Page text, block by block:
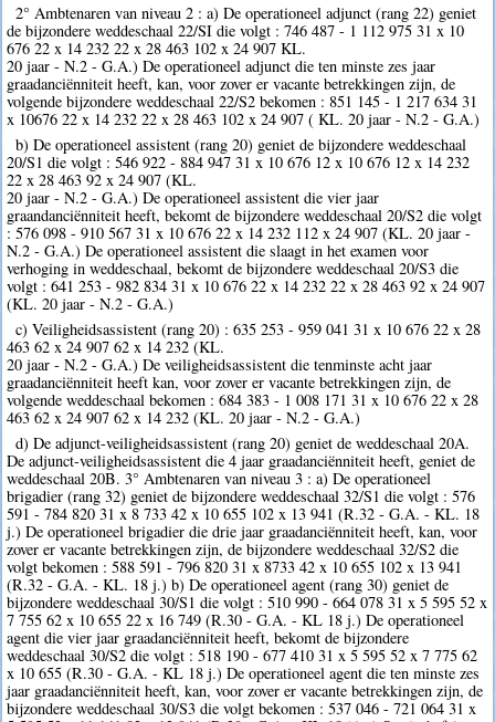
2° Ambtenaren van niveau 2 : a) De operationeel adjunct (rang 22) geniet
de bijzondere weddeschaal 22/SI die volgt : 746 487 - 1 112 975 31 x 10
676 22 x 14 232 22 x 28 463 102 x 24 907 KL.
20 jaar - N.2 - G.A.) De operationeel adjunct die ten minste zes jaar
graadanciënniteit heeft, kan, voor zover er vacante betrekkingen zijn, de
volgende bijzondere weddeschaal 22/S2 bekomen : 851 145 - 1 217 634 31
x 10676 22 x 14 232 22 x 28 463 102 x 24 907 ( KL. 20 jaar - N.2 - G.A.)
b) De operationeel assistent (rang 20) geniet de bijzondere weddeschaal
20/S1 die volgt : 546 922 - 884 947 31 x 10 676 12 x 10 676 12 x 14 232
22 x 28 463 92 x 24 907 (KL.
20 jaar - N.2 - G.A.) De operationeel assistent die vier jaar
graandanciënniteit heeft, bekomt de bijzondere weddeschaal 20/S2 die volgt
: 576 098 - 910 567 31 x 10 676 22 x 14 232 112 x 24 907 (KL. 20 jaar -
N.2 - G.A.) De operationeel assistent die slaagt in het examen voor
verhoging in weddeschaal, bekomt de bijzondere weddeschaal 20/S3 die
volgt : 641 253 - 982 834 31 x 10 676 22 x 14 232 22 x 28 463 92 x 24 907
(KL. 20 jaar - N.2 - G.A.)
c) Veiligheidsassistent (rang 20) : 635 253 - 959 041 31 x 10 676 22 x 28
463 62 x 24 907 62 x 14 232 (KL.
20 jaar - N.2 - G.A.) De veiligheidsassistent die tenminste acht jaar
graadanciënniteit heeft kan, voor zover er vacante betrekkingen zijn, de
volgende weddeschaal bekomen : 684 383 - 1 008 171 31 x 10 676 22 x 28
463 62 x 24 907 62 x 14 232 (KL. 20 jaar - N.2 - G.A.)
d) De adjunct-veiligheidsassistent (rang 20) geniet de weddeschaal 20A.
De adjunct-veiligheidsassistent die 4 jaar graadanciënniteit heeft, geniet de
weddeschaal 20B. 3° Ambtenaren van niveau 3 : a) De operationeel
brigadier (rang 32) geniet de bijzondere weddeschaal 32/S1 die volgt : 576
591 - 784 820 31 x 8 733 42 x 10 655 102 x 13 941 (R.32 - G.A. - KL. 18
j.) De operationeel brigadier die drie jaar graadanciënniteit heeft, kan, voor
zover er vacante betrekkingen zijn, de bijzondere weddeschaal 32/S2 die
volgt bekomen : 588 591 - 796 820 31 x 8733 42 x 10 655 102 x 13 941
(R.32 - G.A. - KL. 18 j.) b) De operationeel agent (rang 30) geniet de
bijzondere weddeschaal 30/S1 die volgt : 510 990 - 664 078 31 x 5 595 52 x
7 755 62 x 10 655 22 x 16 749 (R.30 - G.A. - KL 18 j.) De operationeel
agent die vier jaar graadanciënniteit heeft, bekomt de bijzondere
weddeschaal 30/S2 die volgt : 518 190 - 677 410 31 x 5 595 52 x 7 775 62
x 10 655 (R.30 - G.A. - KL 18 j.) De operationeel agent die ten minste zes
jaar graadanciënniteit heeft, kan, voor zover er vacante betrekkingen zijn, de
bijzondere weddeschaal 30/S3 die volgt bekomen : 537 046 - 721 064 31 x